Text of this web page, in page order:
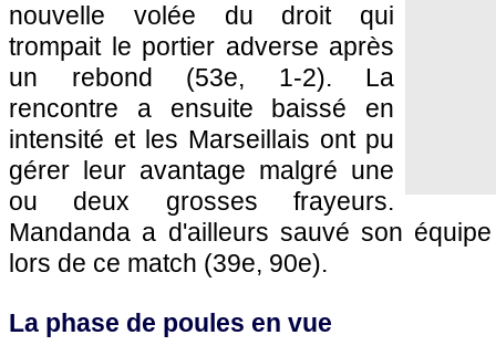
nouvelle volée du droit qui
trompait le portier adverse après
un rebond (53e, 1-2). La
rencontre a ensuite baissé en
intensité et les Marseillais ont pu
gérer leur avantage malgré une
ou deux grosses frayeurs.
Mandanda a d'ailleurs sauvé son
lors de ce match (39e, 90e).
La phase de poules en vue